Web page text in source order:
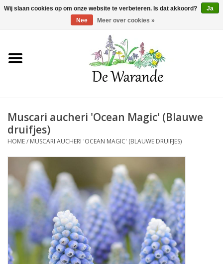
Winkelwagen >0 Artikelen - €0,00
Home
Voorjaarsbloeiers
Herfstbloeiers
Schaduwplanten
Aanbiedingen
Bodemverbetering
Muscari aucheri 'Ocean Magic' (Blauwe
druifjes)
HOME/ MUSCARI AUCHERI 'OCEAN MAGIC' (BLAUWE DRUIFJES)
Wij slaan cookies op om onze website te verbeteren. Is dat akkoord?
Ja
Nee
Meer over cookies »